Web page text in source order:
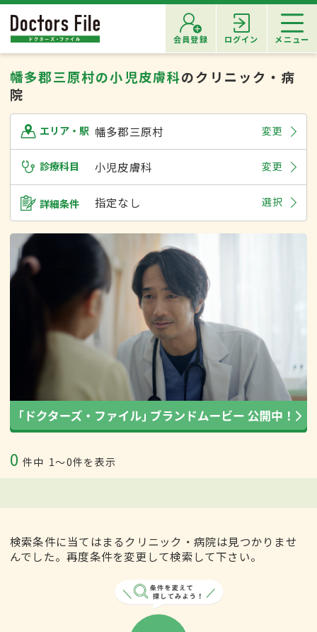
会員登録 ログイン メニュー
幡多郡三原村の小児皮膚科のクリニック・病
院
エリア・駅 幡多郡三原村 変更
診療科目 小児皮膚科 変更
詳細条件 指定なし 選択
0 件中 1〜0件を表示
検索条件に当てはまるクリニック・病院は見つかりませ
んでした。再度条件を変更して検索して下さい。